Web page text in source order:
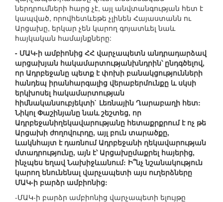
ներդրումների հարց չէ, այլ անվտանգության հետ է
կապված, որովհետևեթե չլինեն Հայաստանն ու
Արցախը, երկար չեն կարող գոյատևել նաև
հայկական համայնքները:
- ՄԱԿ-ի ամբիոնից ՀՀ վարչապետն անդրադարձավ
արցախյան հակամարտությանխնդրին՝ ընդգծելով,
որ Ադրբեջանը պետք է փոխի բանակցությունների
հանդեպ իրանհարգալից վերաբերմունքը և սկսի
երկխոսել հակամարտության
հիմնականսուբյեկտի` Լեռնային Ղարաբաղի հետ:
Նիկոլ Փաշինյանը նաև շեշտեց, որ
Ադրբեջանիղեկավարությանը հետաքրքրում է ոչ թե
Արցախի ժողովուրդը, այլ բուն տարածքը,
ևակնհայտ է դառնում Ադրբեջանի ղեկավարության
մտադրությունը, այն է՝ Արցախըմաքրել հայերից,
ինչպես եղավ Նախիջևանում: Ի՞նչ նշանակություն
կարող ենունենալ վարչապետի այս ուղերձները
ՄԱԿ-ի բարձր ամբիոնից:
-ՄԱԿ-ի բարձր ամբիոնից վարչապետի ելույթը